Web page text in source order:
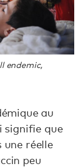
endemic,
au
signifie que
réelle
peu